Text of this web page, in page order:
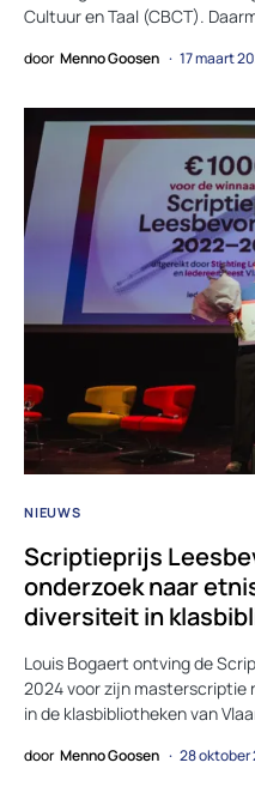
Cultuur en Taal (CBCT).
door Menno Goosen 17 maart
NIEUWS
Scriptieprijs
onderzoek naar
diversiteit in
Louis Bogaert ontving de
2024 voor zijn
in de klasbibliotheken van
door Menno Goosen 28 oktober